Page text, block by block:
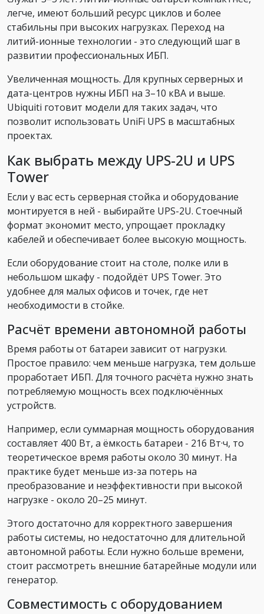
легче, имеют больший ресурс циклов и более
стабильны при высоких нагрузках. Переход на
литий-ионные технологии - это следующий шаг в
развитии профессиональных ИБП.
Увеличенная мощность. Для крупных серверных и
дата-центров нужны ИБП на 3–10 кВА и выше.
Ubiquiti готовит модели для таких задач, что
позволит использовать UniFi UPS в масштабных
проектах.
Как выбрать между UPS-2U и UPS
Tower
Если у вас есть серверная стойка и оборудование
монтируется в ней - выбирайте UPS-2U. Стоечный
формат экономит место, упрощает прокладку
кабелей и обеспечивает более высокую мощность.
Если оборудование стоит на столе, полке или в
небольшом шкафу - подойдёт UPS Tower. Это
удобнее для малых офисов и точек, где нет
необходимости в стойке.
Расчёт времени автономной работы
Время работы от батареи зависит от нагрузки.
Простое правило: чем меньше нагрузка, тем дольше
проработает ИБП. Для точного расчёта нужно знать
потребляемую мощность всех подключённых
устройств.
Например, если суммарная мощность оборудования
составляет 400 Вт, а ёмкость батареи - 216 Вт·ч, то
теоретическое время работы около 30 минут. На
практике будет меньше из-за потерь на
преобразование и неэффективности при высокой
нагрузке - около 20–25 минут.
Этого достаточно для корректного завершения
работы системы, но недостаточно для длительной
автономной работы. Если нужно больше времени,
стоит рассмотреть внешние батарейные модули или
генератор.
Совместимость с оборудованием